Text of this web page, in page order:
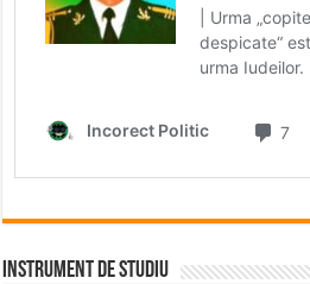
INSTRUMENT DE STUDIU